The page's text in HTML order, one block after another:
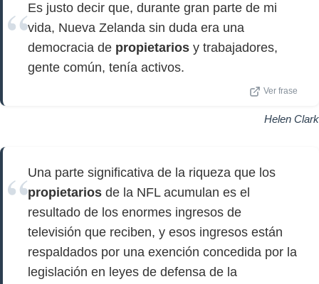
Es justo decir que, durante gran parte de mi
vida, Nueva Zelanda sin duda era una
democracia de propietarios y trabajadores,
gente común, tenía activos.
Ver frase
Helen Clark
Una parte significativa de la riqueza que los
propietarios de la NFL acumulan es el
resultado de los enormes ingresos de
televisión que reciben, y esos ingresos están
respaldados por una exención concedida por la
legislación en leyes de defensa de la